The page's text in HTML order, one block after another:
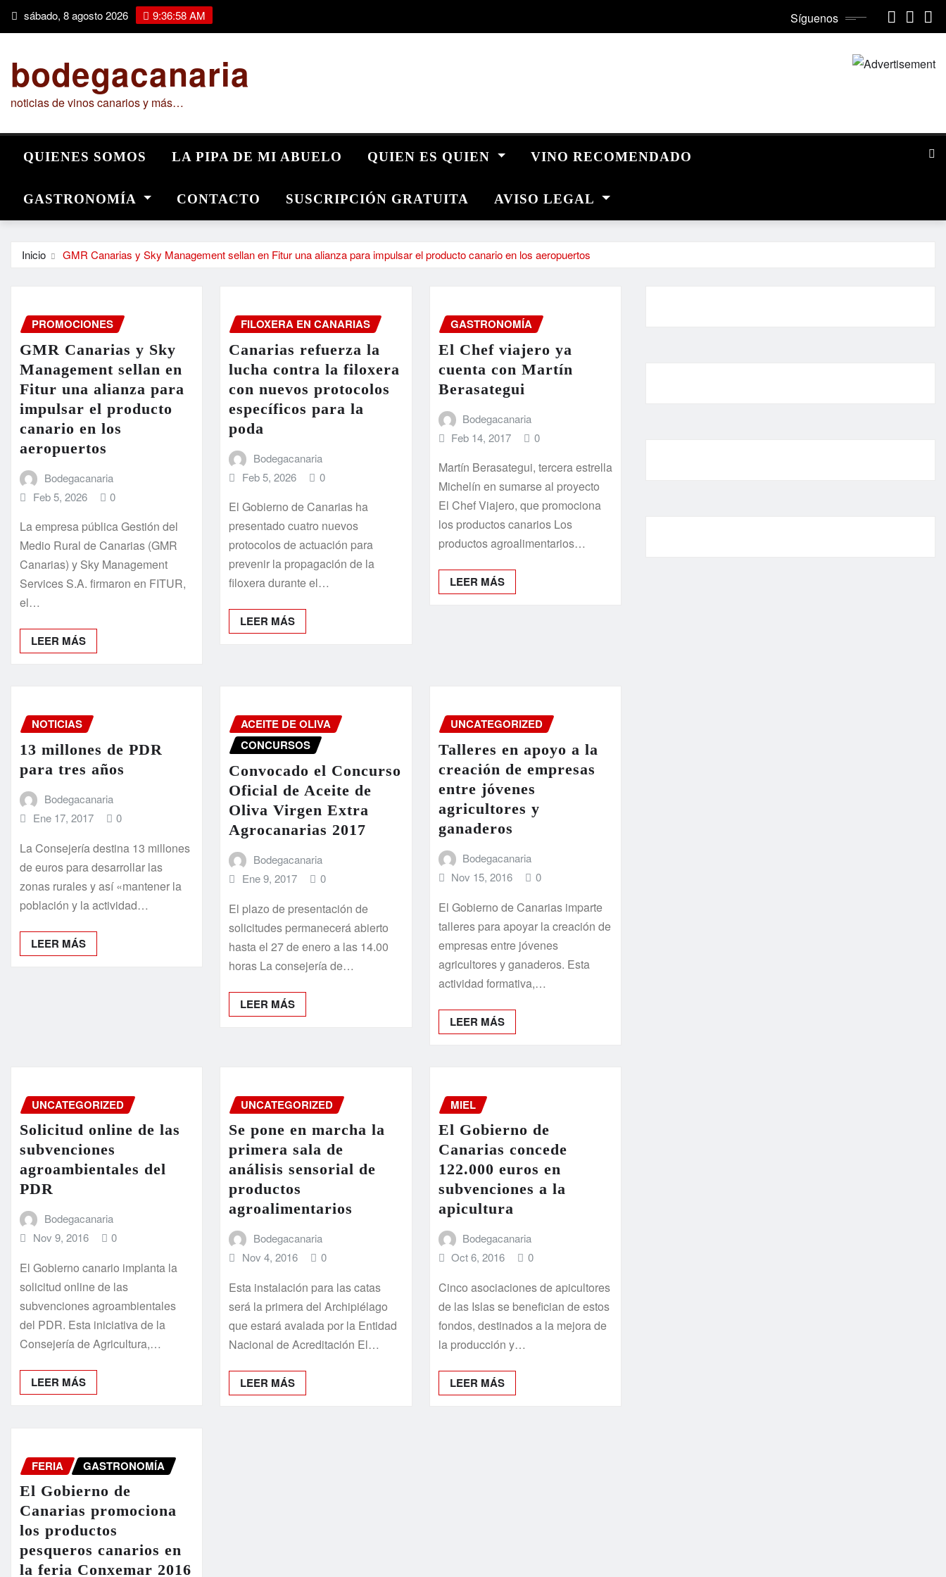
Saltar sábado, 8 agosto 2026 9:37:00 AM Síguenos
bodegacanaria
noticias de vinos canarios y más…
QUIENES SOMOS LA PIPA DE MI ABUELO QUIEN ES QUIEN VINO RECOMENDADO
GASTRONOMÍA CONTACTO SUSCRIPCIÓN GRATUITA AVISO LEGAL
Inicio GMR Canarias y Sky Management sellan en Fitur una alianza para impulsar el producto canario en los aeropuertos
PROMOCIONES
GMR Canarias y Sky
Management sellan en
Fitur una alianza para
impulsar el producto
canario en los
aeropuertos
Bodegacanaria
Feb 5, 2026
0
La empresa pública Gestión del
Medio Rural de Canarias (GMR
Canarias) y Sky Management
Services S.A. firmaron en FITUR,
el…
LEER MÁS
FILOXERA EN CANARIAS
Canarias refuerza la
lucha contra la filoxera
con nuevos protocolos
específicos para la
poda
Bodegacanaria
Feb 5, 2026
0
El Gobierno de Canarias ha
presentado cuatro nuevos
protocolos de actuación para
prevenir la propagación de la
filoxera durante el…
LEER MÁS
GASTRONOMÍA
El Chef viajero ya
cuenta con Martín
Berasategui
Bodegacanaria
Feb 14, 2017
0
Martín Berasategui, tercera estrella
Michelín en sumarse al proyecto
El Chef Viajero, que promociona
los productos canarios Los
productos agroalimentarios…
LEER MÁS
NOTICIAS
13 millones de PDR
para tres años
Bodegacanaria
Ene 17, 2017
0
La Consejería destina 13 millones
de euros para desarrollar las
zonas rurales y así «mantener la
población y la actividad…
LEER MÁS
ACEITE DE OLIVA
CONCURSOS
Convocado el Concurso
Oficial de Aceite de
Oliva Virgen Extra
Agrocanarias 2017
Bodegacanaria
Ene 9, 2017
0
El plazo de presentación de
solicitudes permanecerá abierto
hasta el 27 de enero a las 14.00
horas La consejería de…
LEER MÁS
UNCATEGORIZED
Talleres en apoyo a la
creación de empresas
entre jóvenes
agricultores y
ganaderos
Bodegacanaria
Nov 15, 2016
0
El Gobierno de Canarias imparte
talleres para apoyar la creación de
empresas entre jóvenes
agricultores y ganaderos. Esta
actividad formativa,…
LEER MÁS
UNCATEGORIZED
Solicitud online de las
subvenciones
agroambientales del
PDR
Bodegacanaria
Nov 9, 2016
0
El Gobierno canario implanta la
solicitud online de las
subvenciones agroambientales
del PDR. Esta iniciativa de la
Consejería de Agricultura,…
LEER MÁS
UNCATEGORIZED
Se pone en marcha la
primera sala de
análisis sensorial de
productos
agroalimentarios
Bodegacanaria
Nov 4, 2016
0
Esta instalación para las catas
será la primera del Archipiélago
que estará avalada por la Entidad
Nacional de Acreditación El…
LEER MÁS
MIEL
El Gobierno de
Canarias concede
122.000 euros en
subvenciones a la
apicultura
Bodegacanaria
Oct 6, 2016
0
Cinco asociaciones de apicultores
de las Islas se benefician de estos
fondos, destinados a la mejora de
la producción y…
LEER MÁS
FERIA GASTRONOMÍA
El Gobierno de
Canarias promociona
los productos
pesqueros canarios en
la feria Conxemar 2016